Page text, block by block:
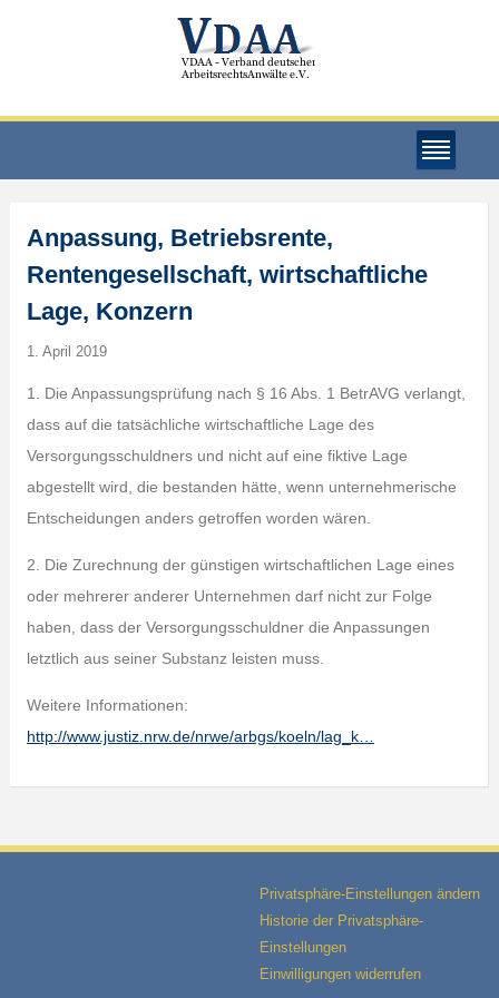
Anpassung, Betriebsrente,
Rentengesellschaft, wirtschaftliche
Lage, Konzern
1. April 2019
1. Die Anpassungsprüfung nach § 16 Abs. 1 BetrAVG verlangt,
dass auf die tatsächliche wirtschaftliche Lage des
Versorgungsschuldners und nicht auf eine fiktive Lage
abgestellt wird, die bestanden hätte, wenn unternehmerische
Entscheidungen anders getroffen worden wären.
2. Die Zurechnung der günstigen wirtschaftlichen Lage eines
oder mehrerer anderer Unternehmen darf nicht zur Folge
haben, dass der Versorgungsschuldner die Anpassungen
letztlich aus seiner Substanz leisten muss.
Weitere Informationen:
http://www.justiz.nrw.de/nrwe/arbgs/koeln/lag_k…
Privatsphäre-Einstellungen ändern
Historie der Privatsphäre-
Einstellungen
Einwilligungen widerrufen